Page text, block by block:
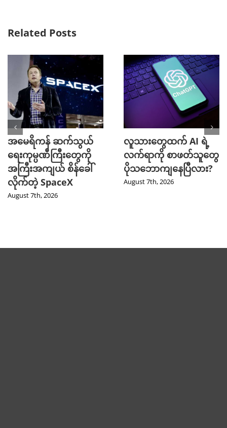
Related Posts
အမေရိကန် ဆက်သွယ်
ရေးကုမ္ပဏီကြီးတွေကို
အကြီးအကျယ် စိန်ခေါ်
လိုက်တဲ့ SpaceX
August 7th, 2026
လူသားတွေထက် AI ရဲ့
လက်ရာကို စာဖတ်သူတွေ
ပိုသဘောကျနေပြီလား?
August 7th, 2026